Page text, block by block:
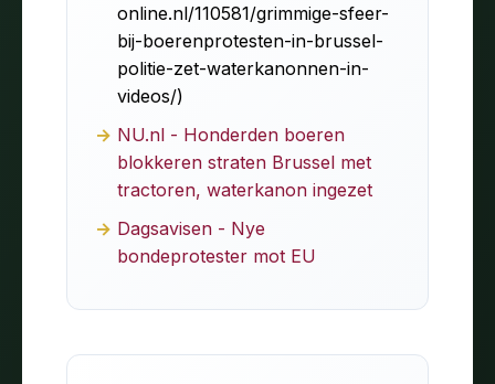
online.nl/110581/grimmige-sfeer-
bij-boerenprotesten-in-brussel-
politie-zet-waterkanonnen-in-
videos/)
NU.nl - Honderden boeren
blokkeren straten Brussel met
tractoren, waterkanon ingezet
Dagsavisen - Nye
bondeprotester mot EU